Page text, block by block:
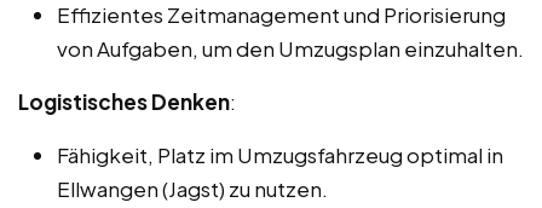
Effizientes Zeitmanagement und Priorisierung
von Aufgaben, um den Umzugsplan einzuhalten.
Logistisches Denken:
Fähigkeit, Platz im Umzugsfahrzeug optimal in
Ellwangen (Jagst) zu nutzen.